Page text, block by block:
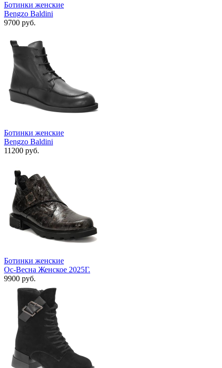
Ботинки женские
Bengzo Baldini
9700 руб.
Ботинки женские
Bengzo Baldini
11200 руб.
Ботинки женские
Ос-Весна Женское 2025Г.
9900 руб.